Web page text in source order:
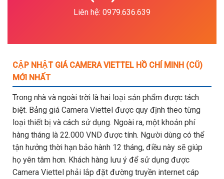
Liên hệ: 0979.636.639
CẬP NHẬT GIÁ CAMERA VIETTEL HỒ CHÍ MINH (CŨ)
MỚI NHẤT
Trong nhà và ngoài trời là hai loại sản phẩm được tách
biệt. Bảng giá Camera Viettel được quy định theo từng
loại thiết bị và cách sử dụng. Ngoài ra, một khoản phí
hàng tháng là 22.000 VND được tính. Người dùng có thể
tận hưởng thời hạn bảo hành 12 tháng, điều này sẽ giúp
họ yên tâm hơn. Khách hàng lưu ý để sử dụng được
Camera Viettel phải lắp đặt đường truyền internet cáp